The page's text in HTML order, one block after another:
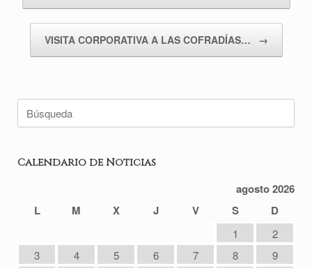
VISITA CORPORATIVA A LAS COFRADÍAS… →
Calendario de Noticias
agosto 2026
L
M X J V S D
1
2
3
4 5 6 7 8
9